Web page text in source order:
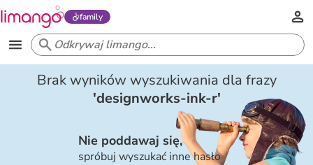
family
Brak wyników wyszukiwania dla frazy
'designworks-ink-r'
Nie poddawaj się,
spróbuj wyszukać inne hasło